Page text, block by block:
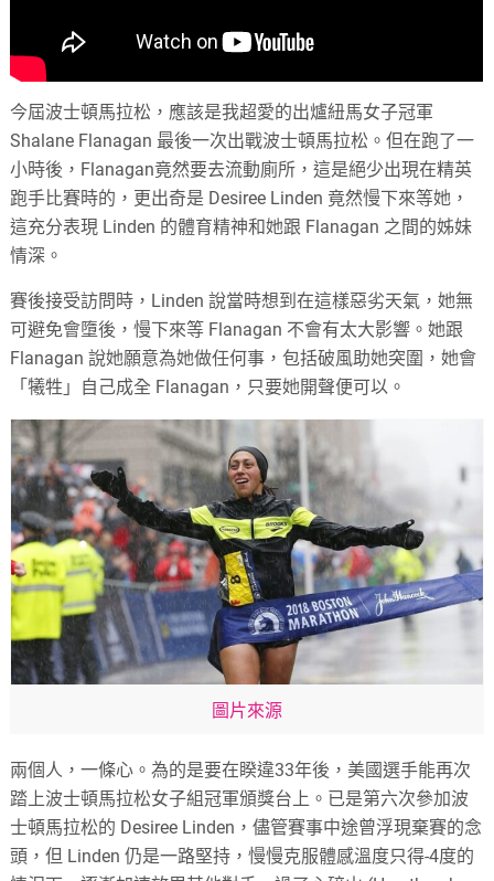
今屆波士頓馬拉松，應該是我超愛的出爐紐馬女子冠軍
Shalane Flanagan 最後一次出戰波士頓馬拉松。但在跑了一
小時後，Flanagan竟然要去流動廁所，這是絕少出現在精英
跑手比賽時的，更出奇是 Desiree Linden 竟然慢下來等她，
這充分表現 Linden 的體育精神和她跟 Flanagan 之間的姊妹
情深。
賽後接受訪問時，Linden 說當時想到在這樣惡劣天氣，她無
可避免會墮後，慢下來等 Flanagan 不會有太大影響。她跟
Flanagan 說她願意為她做任何事，包括破風助她突圍，她會
「犧牲」自己成全 Flanagan，只要她開聲便可以。
圖片來源
兩個人，一條心。為的是要在睽違33年後，美國選手能再次
踏上波士頓馬拉松女子組冠軍頒獎台上。已是第六次參加波
士頓馬拉松的 Desiree Linden，儘管賽事中途曾浮現棄賽的念
頭，但 Linden 仍是一路堅持，慢慢克服體感溫度只得-4度的